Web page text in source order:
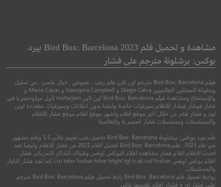
بشرة باردة
5.9
●
●
مشاهدة و تحميل فلم Bird Box: Barcelona 2023 بيرد
بوكس: برشلونة مترجم على فشار
فيلم Bird Box: Barcelona مترجم اون لاين فلم رعب , غموض , خيال علمي , من تمثيل
وبطولة الممثلين العالميين Diego Calva و Georgina Campbell و Mario Casas و
والإستمتاع ومشاهدة فيلم Bird Box: Barcelona اون لاين motarjam لأول مرةوحصريا في
فشار فوشار فيشار للافلام سيرفرات خاصة وايضا بدون اعلانات وسيرفرات متعدده اوبن
لود و فشار فشر من خلال اكبر موقع افلام واشهر موقع افلام موقع فشار للافلام
والمسلسلات ومسلسلات فشار الحصرية والعالمية
فلم بيرد بوكس: برشلونة Bird Box: Barcelona حاصل على تقييم عالي 5.5 وفلم مشهور
في عام 2023 , فلم Bird Box: Barcelona افضل افلام 2023 من فشار للافلام وايضا تجد
احدث الافلام افلام فشار مشاهده افلام البوكس اوفس وشباك التذاكر الامريكي فشار ,
افلام بوكس اوفس l,ru tahv fushar fshar htghl tgl h;ak vuf foshar كما تجد فشار للكبار
والمسلسلات
روابط تحميل فلم Bird Box: Barcelona رابط تحميل فيلم Bird Box: Barcelona مترجم
على فشار اورج فشاار افلام تقييمها عالي